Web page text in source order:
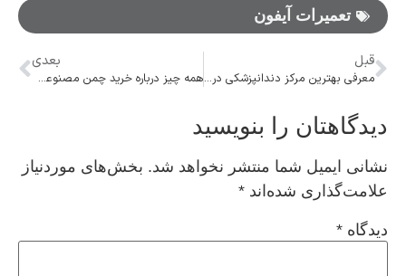
تعمیرات آیفون
قبل
معرفی بهترین مرکز دندانپزشکی در مرکز تهران
بعدی
همه چیز درباره خرید چمن مصنوعی که باید بدانید
دیدگاهتان را بنویسید
نشانی ایمیل شما منتشر نخواهد شد. بخش‌های موردنیاز
علامت‌گذاری شده‌اند *
دیدگاه *